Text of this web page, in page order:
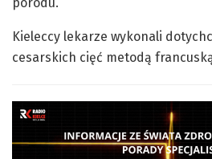
Kieleccy lekarze wykonali
cesarskich cięć metodą